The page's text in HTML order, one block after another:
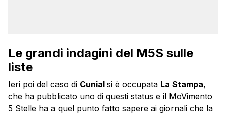
Le grandi indagini del M5S sulle
liste
Ieri poi del caso di Cunial si è occupata La Stampa,
che ha pubblicato uno di questi status e il MoVimento
5 Stelle ha a quel punto fatto sapere ai giornali che la